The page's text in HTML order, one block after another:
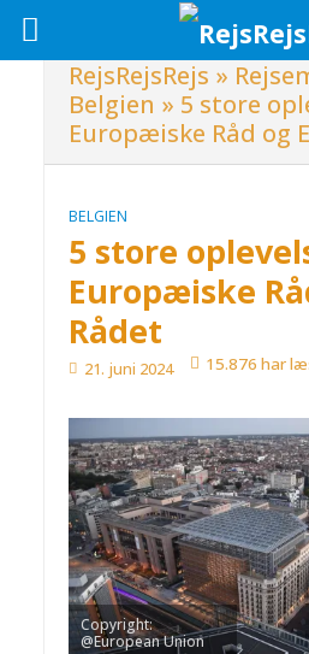
RejsRejsRejs »
Belgien » 5 store
Europæiske Råd og
BELGIEN
5 store
Europæiske
Rådet
21. juni 2024 15.876 har
Copyright:
@European Union